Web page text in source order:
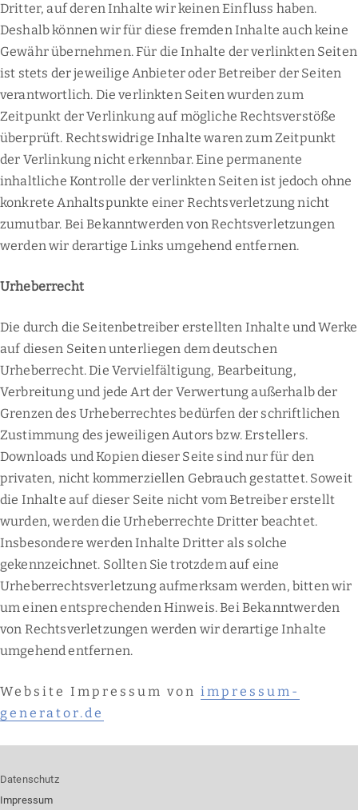
Dritter, auf deren Inhalte wir keinen Einfluss haben.
Deshalb können wir für diese fremden Inhalte auch keine
Gewähr übernehmen. Für die Inhalte der verlinkten Seiten
ist stets der jeweilige Anbieter oder Betreiber der Seiten
verantwortlich. Die verlinkten Seiten wurden zum
Zeitpunkt der Verlinkung auf mögliche Rechtsverstöße
überprüft. Rechtswidrige Inhalte waren zum Zeitpunkt
der Verlinkung nicht erkennbar. Eine permanente
inhaltliche Kontrolle der verlinkten Seiten ist jedoch ohne
konkrete Anhaltspunkte einer Rechtsverletzung nicht
zumutbar. Bei Bekanntwerden von Rechtsverletzungen
werden wir derartige Links umgehend entfernen.
Urheberrecht
Die durch die Seitenbetreiber erstellten Inhalte und Werke
auf diesen Seiten unterliegen dem deutschen
Urheberrecht. Die Vervielfältigung, Bearbeitung,
Verbreitung und jede Art der Verwertung außerhalb der
Grenzen des Urheberrechtes bedürfen der schriftlichen
Zustimmung des jeweiligen Autors bzw. Erstellers.
Downloads und Kopien dieser Seite sind nur für den
privaten, nicht kommerziellen Gebrauch gestattet. Soweit
die Inhalte auf dieser Seite nicht vom Betreiber erstellt
wurden, werden die Urheberrechte Dritter beachtet.
Insbesondere werden Inhalte Dritter als solche
gekennzeichnet. Sollten Sie trotzdem auf eine
Urheberrechtsverletzung aufmerksam werden, bitten wir
um einen entsprechenden Hinweis. Bei Bekanntwerden
von Rechtsverletzungen werden wir derartige Inhalte
umgehend entfernen.
Website Impressum von impressum-
generator.de
Datenschutz
Impressum